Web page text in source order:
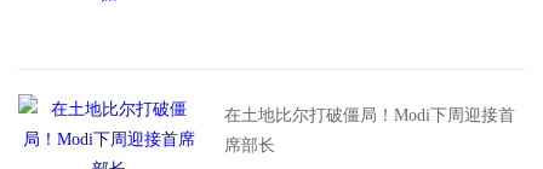
在土地比尔打破僵局！Modi下周迎接首
席部长